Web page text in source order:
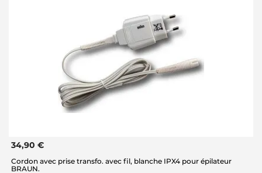
34,90 €
Cordon avec prise transfo. avec fil, blanche IPX4 pour épilateur
BRAUN.